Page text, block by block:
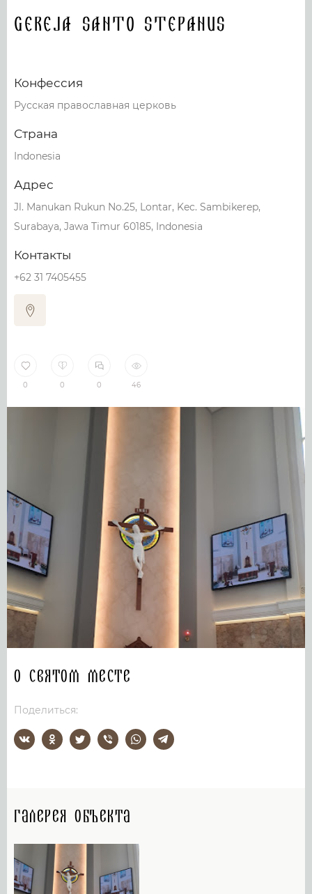
Gereja Santo Stepanus
Конфессия
Русская православная церковь
Страна
Indonesia
Адрес
Jl. Manukan Rukun No.25, Lontar, Kec. Sambikerep,
Surabaya, Jawa Timur 60185, Indonesia
Контакты
+62 31 7405455
0 0 0 46
О святом месте
Поделиться:
Галерея объекта